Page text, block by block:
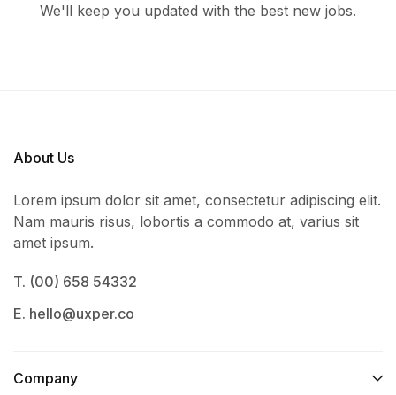
We'll keep you updated with the best new jobs.
About Us
Lorem ipsum dolor sit amet, consectetur adipiscing elit.
Nam mauris risus, lobortis a commodo at, varius sit
amet ipsum.
T. (00) 658 54332
E. hello@uxper.co
Company